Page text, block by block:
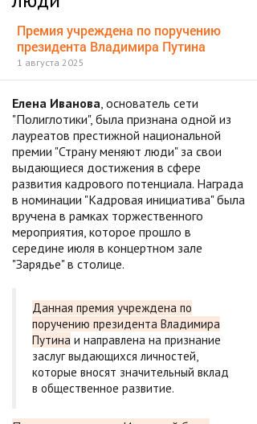
Премия учреждена по поручению
президента Владимира Путина
1 августа 2025
Елена Иванова, основатель сети
"Полиглотики", была признана одной из
лауреатов престижной национальной
премии "Страну меняют люди" за свои
выдающиеся достижения в сфере
развития кадрового потенциала. Награда
в номинации "Кадровая инициатива" была
вручена в рамках торжественного
мероприятия, которое прошло в
середине июля в концертном зале
"Зарядье" в столице.
Данная премия учреждена по
поручению президента Владимира
Путина и направлена на признание
заслуг выдающихся личностей,
которые вносят значительный вклад
в общественное развитие.